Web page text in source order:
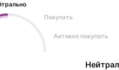
Покупать
Активно покупать